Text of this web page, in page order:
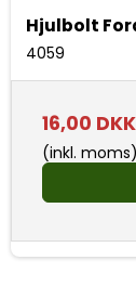
Hjulbolt
4059
16,00 DKK
(inkl. moms)